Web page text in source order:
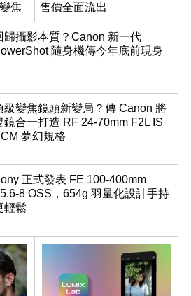
焦
售價全面流出
歸攝影本質？Canon 新一代
隨身機傳今年底前現身
級變焦鏡頭新變局？傳 Canon 將
鏡合一打造 RF 24-70mm F2L IS
夢幻規格
正式發表 FE 100-400mm
8 OSS，654g 羽量化設計手持
輕鬆